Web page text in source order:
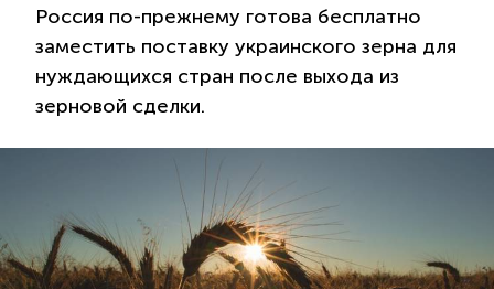
Россия по-прежнему готова бесплатно
заместить поставку украинского зерна для
нуждающихся стран после выхода из
зерновой сделки.